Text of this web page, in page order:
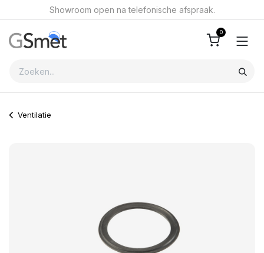
Overslaan naar inhoudShowroom open na telefonische afspraak.
0
Ventilatie